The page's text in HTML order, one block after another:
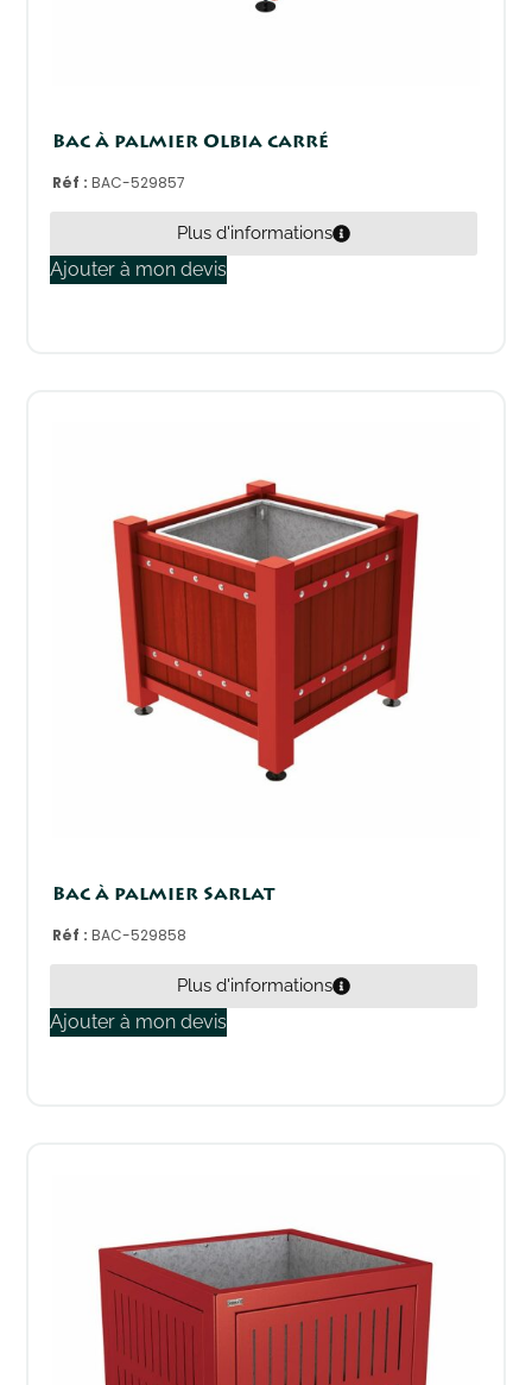
Bac à palmier Olbia carré
Réf :BAC-529857
Plus d'informations
Ajouter à mon devis
Bac à palmier Sarlat
Réf :BAC-529858
Plus d'informations
Ajouter à mon devis